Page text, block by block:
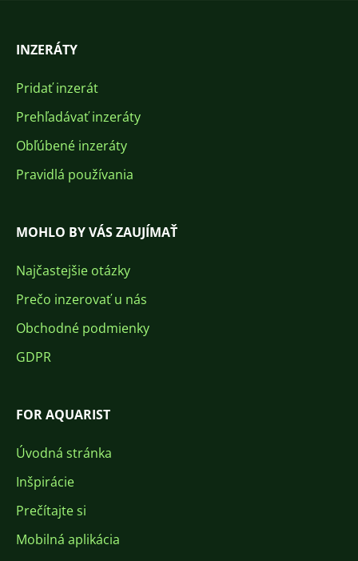
INZERÁTY
Pridať inzerát
Prehľadávať inzeráty
Obľúbené inzeráty
Pravidlá používania
MOHLO BY VÁS ZAUJÍMAŤ
Najčastejšie otázky
Prečo inzerovať u nás
Obchodné podmienky
GDPR
FOR AQUARIST
Úvodná stránka
Inšpirácie
Prečítajte si
Mobilná aplikácia